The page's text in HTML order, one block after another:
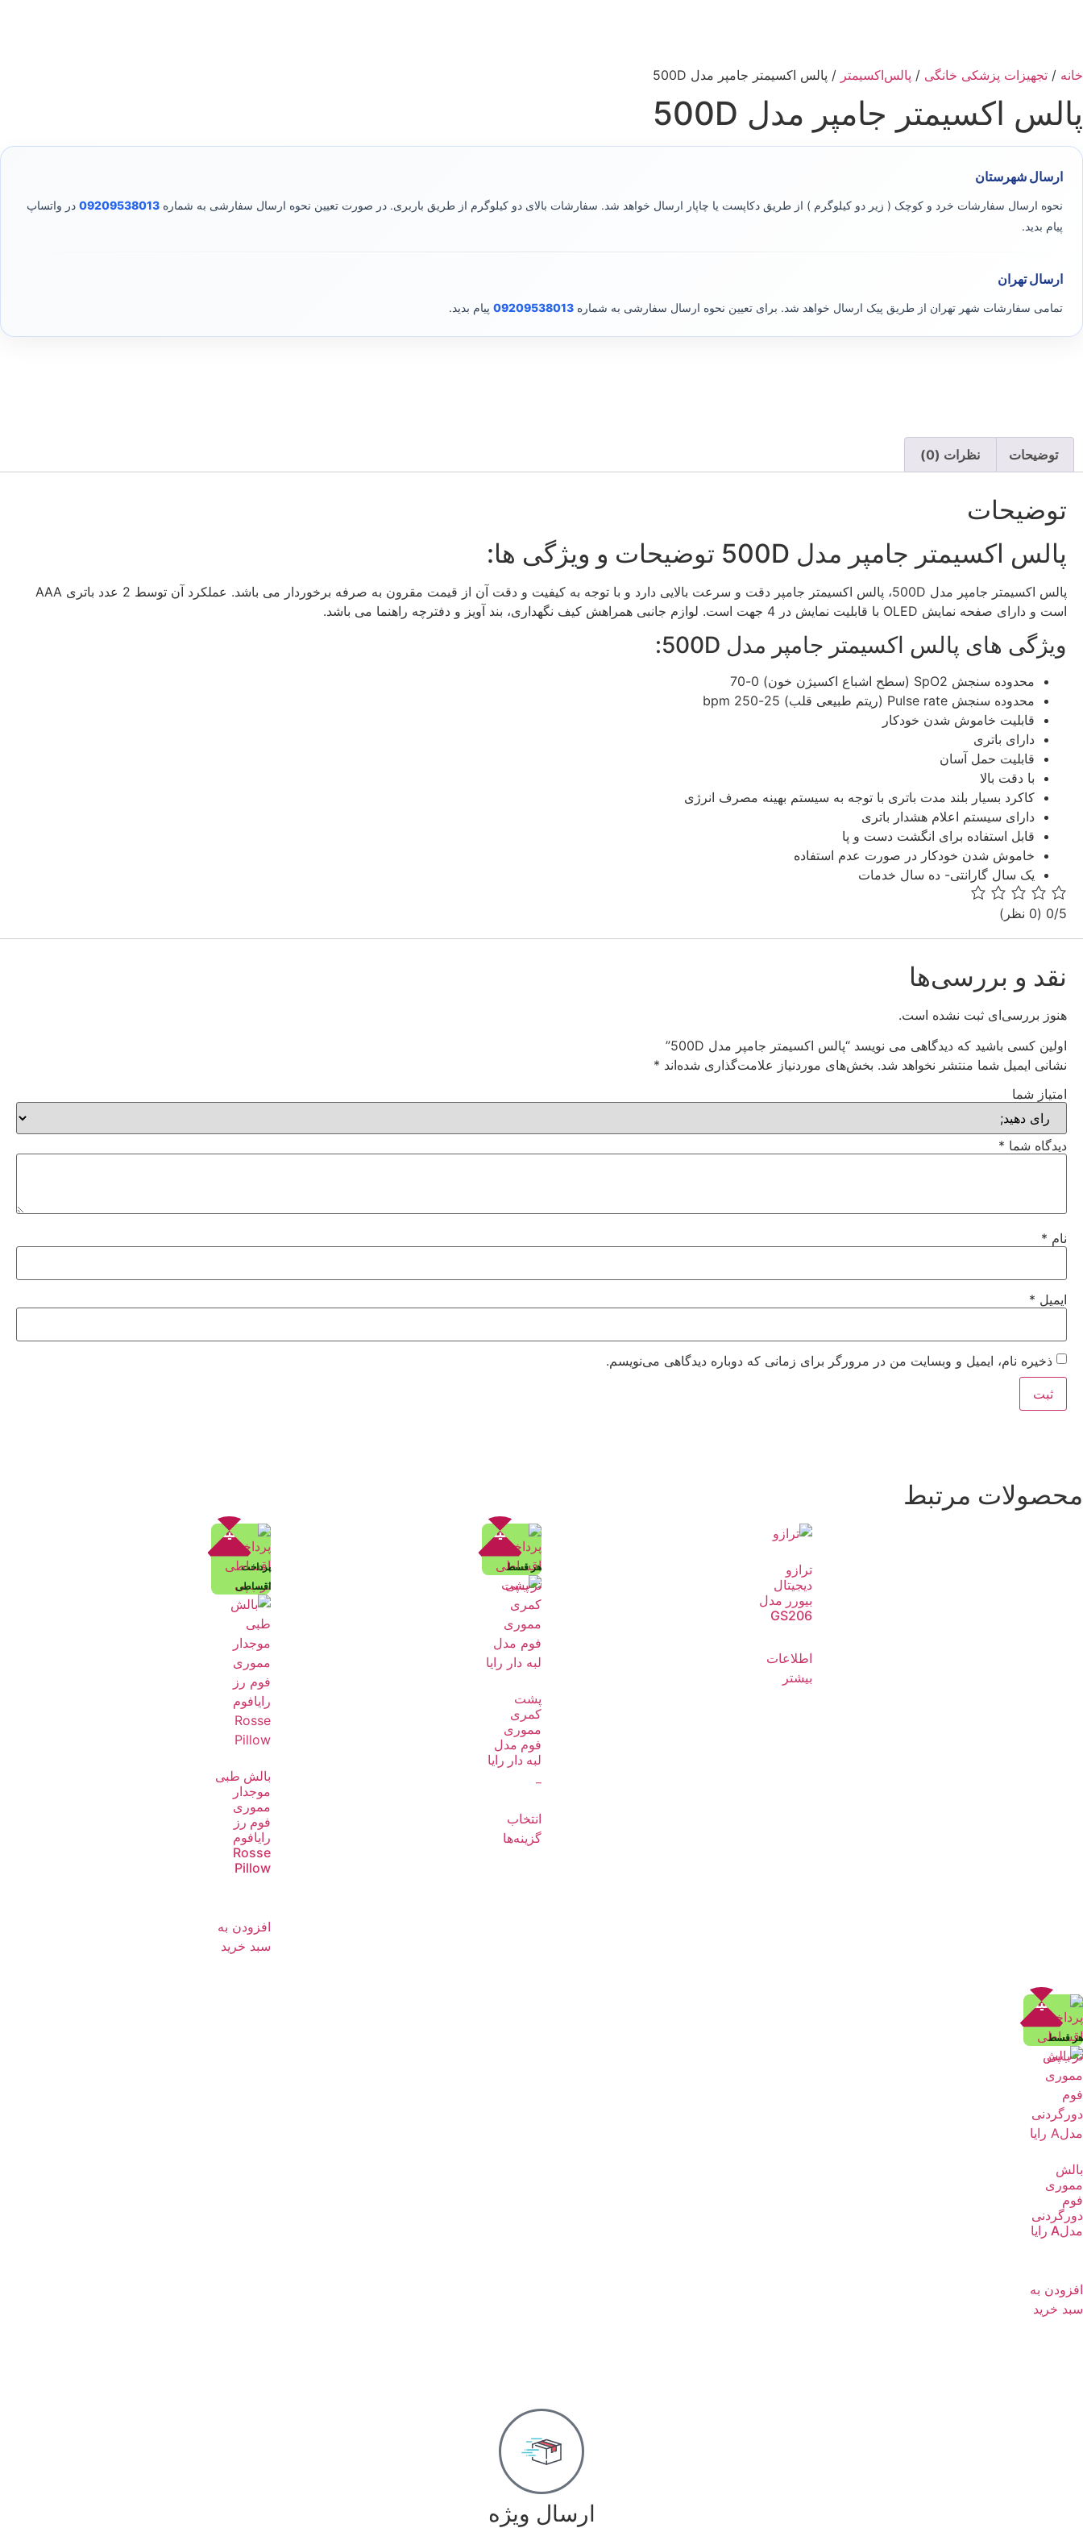
خانه / تجهیزات پزشکی خانگی / پالس‌اکسیمتر / پالس اکسیمتر جامپر مدل 500D
پالس اکسیمتر جامپر مدل 500D
ارسال شهرستان
نحوه ارسال سفارشات خرد و کوچک ( زیر دو کیلوگرم ) از طریق دکاپست یا چاپار ارسال خواهد شد. سفارشات بالای دو کیلوگرم از طریق باربری. در صورت تعیین نحوه ارسال سفارشی به شماره 09209538013 در واتساپ
پیام بدید.
ارسال تهران
تمامی سفارشات شهر تهران از طریق پیک ارسال خواهد شد. برای تعیین نحوه ارسال سفارشی به شماره 09209538013 پیام بدید.
توضیحات نظرات (0)
توضیحات
پالس اکسیمتر جامپر مدل 500D توضیحات و ویژگی ها:
پالس اکسیمتر جامپر مدل 500D، پالس اکسیمتر جامپر دقت و سرعت بالایی دارد و با توجه به کیفیت و دقت آن از قیمت مقرون به صرفه برخوردار می باشد. عملکرد آن توسط 2 عدد باتری AAA
است و دارای صفحه نمایش OLED با قابلیت نمایش در 4 جهت است. لوازم جانبی همراهش کیف نگهداری، بند آویز و دفترچه راهنما می باشد.
ویژگی های پالس اکسیمتر جامپر مدل 500D:
محدوده سنجش SpO2 (سطح اشباع اکسیژن خون) 0-70
محدوده سنجش Pulse rate (ریتم طبیعی قلب) 25-250 bpm
قابلیت خاموش شدن خودکار
دارای باتری
قابلیت حمل آسان
با دقت بالا
کاکرد بسیار بلند مدت باتری با توجه به سیستم بهینه مصرف انرژی
دارای سیستم اعلام هشدار باتری
قابل استفاده برای انگشت دست و پا
خاموش شدن خودکار در صورت عدم استفاده
یک سال گارانتی- ده سال خدمات
0/5 (0 نظر)
نقد و بررسی‌ها
هنوز بررسی‌ای ثبت نشده است.
اولین کسی باشید که دیدگاهی می نویسد “پالس اکسیمتر جامپر مدل 500D”
نشانی ایمیل شما منتشر نخواهد شد. بخش‌های موردنیاز علامت‌گذاری شده‌اند *
امتیاز شما
دیدگاه شما *
نام *
ایمیل *
ذخیره نام، ایمیل و وبسایت من در مرورگر برای زمانی که دوباره دیدگاهی می‌نویسم.
محصولات مرتبط
ترازو
دیجیتال
بیورر مدل
GS206
اطلاعات
بیشتر
هر قسط
تخفیف!
پشت
کمری
مموری
فوم مدل
لبه دار رایا
–
انتخاب
گزینه‌ها
پرداخت
اقساطی
تخفیف!
بالش طبی
موجدار
مموری
فوم رز
رایافوم
Rosse
Pillow
افزودن به
سبد خرید
هر قسط
تخفیف!
بالش
مموری
فوم
دورگردنی
مدلA رایا
افزودن به
سبد خرید
ارسال ویژه